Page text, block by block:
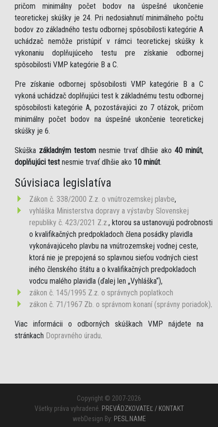
pričom minimálny počet bodov na úspešné ukončenie
teoretickej skúšky je 24. Pri nedosiahnutí minimálneho počtu
bodov zo základného testu odbornej spôsobilosti kategórie A
uchádzač nemôže pristúpiť v rámci teoretickej skúšky k
vykonaniu doplňujúceho testu pre získanie odbornej
spôsobilosti VMP kategórie B a C.
Pre získanie odbornej spôsobilosti VMP kategórie B a C
vykoná uchádzač doplňujúci test k základnému testu odbornej
spôsobilosti kategórie A, pozostávajúci zo 7 otázok, pričom
minimálny počet bodov na úspešné ukončenie teoretickej
skúšky je 6.
Skúška základným testom nesmie trvať dlhšie ako 40 minút,
doplňujúci test nesmie trvať dlhšie ako 10 minút.
Súvisiaca legislatíva
Zákon č. 338/2000 Z.z. o vnútrozemskej plavbe,
vyhláška Ministerstva dopravy a výstavby Slovenskej
republiky č. 423/2021 Z.z., ktorou sa ustanovujú podrobnosti
o kvalifikačných predpokladoch člena posádky plavidla
vykonávajúceho plavbu na vnútrozemskej vodnej ceste,
ktorá nie je prepojená so splavnou sieťou vodných ciest
iného členského štátu a o kvalifikačných predpokladoch
vodcu malého plavidla (ďalej len „Vyhláška“),
zákon č. 145/1995 Z.z. o správnych poplatkoch
zákon č. 71/1967 Zb. o správnom konaní (správny poriadok).
Viac informácii o odborných skúškach VMP nájdete na
stránkach Dopravného úradu.
Copyright © 2007-2026
Všetky práva vyhradené. PREVÁDZKOVATEĽ / KONTAKT
webDesign By: PESL.NAME